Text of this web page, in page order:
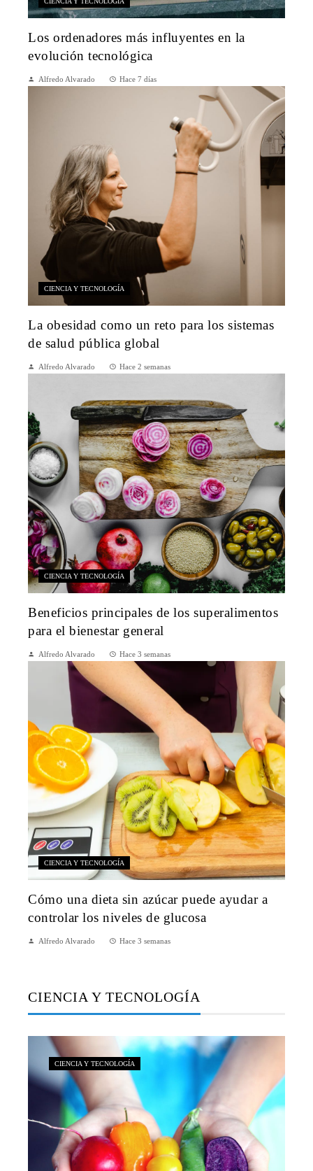
Los ordenadores más influyentes en la
evolución tecnológica
Alfredo Alvarado Hace 7 días
CIENCIA Y TECNOLOGÍA
La obesidad como un reto para los sistemas
de salud pública global
Alfredo Alvarado Hace 2 semanas
CIENCIA Y TECNOLOGÍA
Beneficios principales de los superalimentos
para el bienestar general
Alfredo Alvarado Hace 3 semanas
CIENCIA Y TECNOLOGÍA
Cómo una dieta sin azúcar puede ayudar a
controlar los niveles de glucosa
Alfredo Alvarado Hace 3 semanas
CIENCIA Y TECNOLOGÍA
CIENCIA Y TECNOLOGÍA